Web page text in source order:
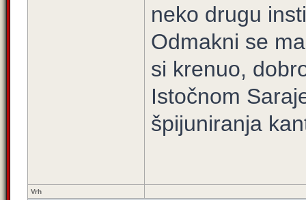
neko drugu
Odmakni se
si krenuo,
Istočnom
špijuniranja
Vrh